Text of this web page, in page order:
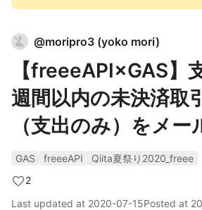
@moripro3 (yoko mori)
【freeeAPI×GAS】
週間以内の未決済取
（支出のみ）をメー
GAS freeeAPI
Qiita夏祭り2020_freee
2
Last updated at 2020-07-15Posted at